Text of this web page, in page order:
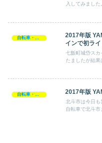
入してみまし
自転車・サイクリング
2017年版
インで初ライ
七飯町城岱スカ
たましたが結果
自転車・サイクリング 2017年版
北斗市は今日も
自転車で北斗市